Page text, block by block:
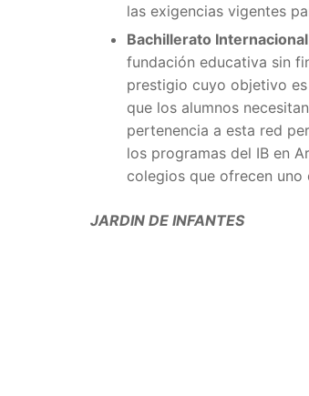
las exigencias vigentes
Bachillerato
fundación educativa sin
prestigio cuyo objetivo
que los alumnos
pertenencia a esta red
los programas del IB en
colegios que ofrecen uno
JARDIN DE INFANTES